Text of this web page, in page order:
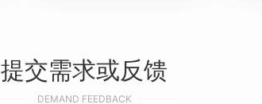
提交需求或反馈
DEMAND FEEDBACK